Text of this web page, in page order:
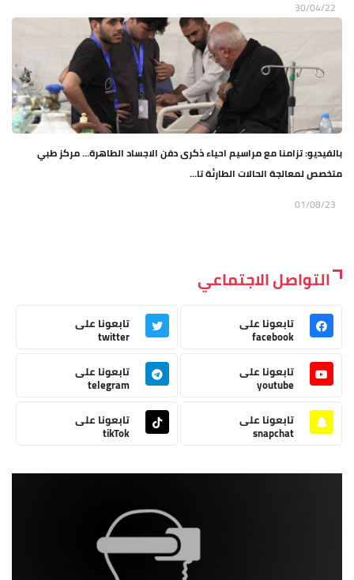
30/04/22
بالفيديو: تزامنا مع مراسيم احياء ذكرى دفن الاجساد الطاهرة… مركز طبي
متخصص لمعالجة الحالات الطارئة تا...
01/08/23
التواصل الاجتماعي
تابعونا على
facebook
تابعونا على
twitter
تابعونا على
youtube
تابعونا على
telegram
تابعونا على
snapchat
تابعونا على
tikTok